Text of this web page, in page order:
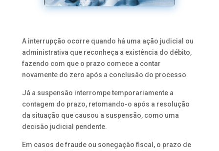
A interrupção ocorre quando há uma ação judicial ou
administrativa que reconheça a existência do débito,
fazendo com que o prazo comece a contar
novamente do zero após a conclusão do processo.
Já a suspensão interrompe temporariamente a
contagem do prazo, retomando-o após a resolução
da situação que causou a suspensão, como uma
decisão judicial pendente.
Em casos de fraude ou sonegação fiscal, o prazo de